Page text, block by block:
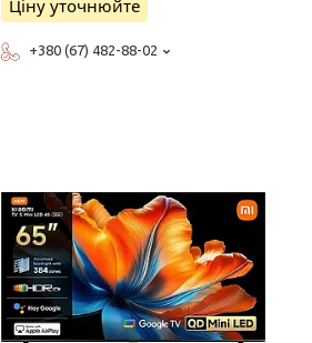
Ціну уточнюйте
+380 (67) 482-88-02